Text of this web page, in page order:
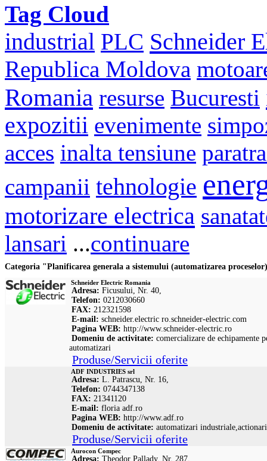
Tag Cloud
industrial PLC Schneider
Republica Moldova
Romania resurse Bucuresti
expozitii evenimente
acces inalta tensiune
campanii tehnologie
motorizare electrica
lansari ...continuare
Categoria "Planificarea generala a sistemului (automatizarea
Schneider Electric Romania
Adresa: Ficusului, Nr. 40,
Telefon: 0212030660
FAX: 212321598
E-mail: schneider.electric ro.schneider-electric.com
Pagina WEB: http://www.schneider-electric.ro
Domeniu de activitate: comercializare de echipamente
automatizari
Produse/Servicii oferite
ADF INDUSTRIES srl
Adresa: L. Patrascu, Nr. 16,
Telefon: 0744347138
FAX: 21341120
E-mail: floria adf.ro
Pagina WEB: http://www.adf.ro
Domeniu de activitate: automatizari
Produse/Servicii oferite
Aurocon Compec
Adresa: Theodor Pallady, Nr. 287,